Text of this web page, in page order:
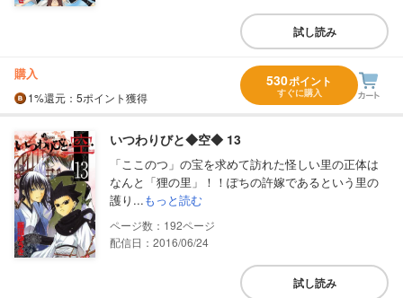
試し読み
購入
1%還元 ：5ポイント獲得
530ポイント
すぐに購入
いつわりびと◆空◆ 13
「ここのつ」の宝を求めて訪れた怪しい里の正体は
なんと「狸の里」！！ぽちの許嫁であるという里の
護り...もっと読む
192
配信日：2016/06/24
試し読み